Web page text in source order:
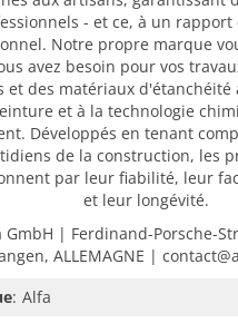
- et ce, à un
Notre propre marque
avez besoin pour vos
et des matériaux
et à la technologie
Développés en tenant
de la construction, les
par leur fiabilité, leur
et leur longévité.
GmbH | Ferdinand-Porsche-
ALLEMAGNE |
: Alfa